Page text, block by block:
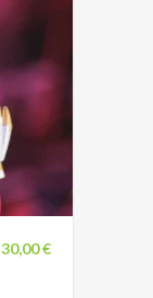
30,00 €